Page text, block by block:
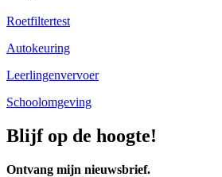
Roetfiltertest
Autokeuring
Leerlingenvervoer
Schoolomgeving
Blijf op de hoogte!
Ontvang mijn nieuwsbrief.